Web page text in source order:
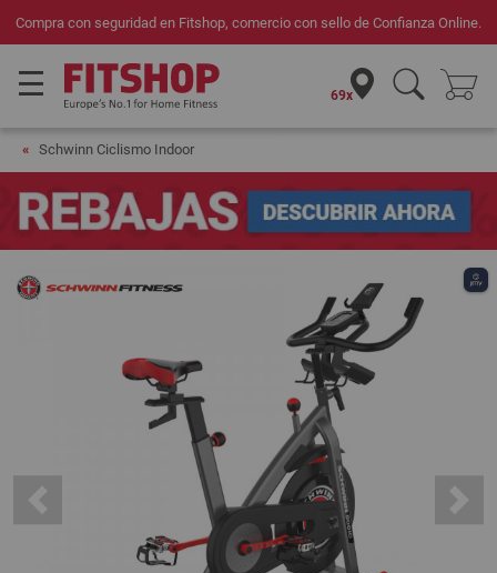
Compra con seguridad en Fitshop, comercio con sello de Confianza Online.
69x
Schwinn Ciclismo Indoor